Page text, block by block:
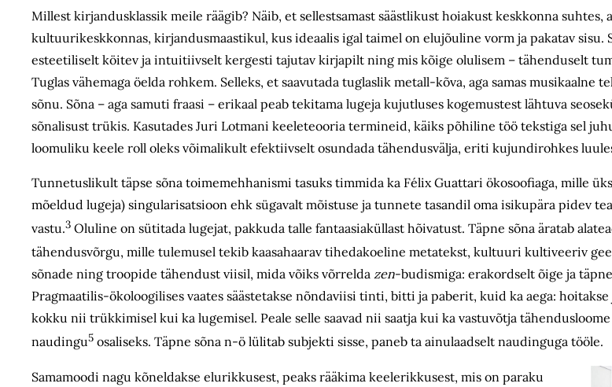
Millest kirjandusklassik meile räägib? Näib, et sellestsamast säästlikust hoiakust keskkonna
kultuurikeskkonnas, kirjandusmaastikul, kus ideaalis igal taimel on elujõuline vorm ja pakatav sisu.
esteetiliselt köitev ja intuitiivselt kergesti tajutav kirjapilt ning mis kõige olulisem – tähenduselt
Tuglas vähemaga öelda rohkem. Selleks, et saavutada tuglaslik metall-kõva, aga samas musikaalne
sõnu. Sõna – aga samuti fraasi – erikaal peab tekitama lugeja kujutluses kogemustest lähtuva
sõnalisust trükis. Kasutades Juri Lotmani keeleteooria termineid, käiks põhiline töö tekstiga sel
loomuliku keele roll oleks võimalikult efektiivselt osundada tähendusvälja, eriti kujundirohkes
Tunnetuslikult täpse sõna toimemehhanismi tasuks timmida ka Félix Guattari ökosoofiaga, mille
mõeldud lugeja) singularisatsioon ehk sügavalt mõistuse ja tunnete tasandil oma isikupära pidev
vastu.3 Oluline on sütitada lugejat, pakkuda talle fantaasiaküllast hõivatust. Täpne sõna äratab
tähendusvõrgu, mille tulemusel tekib kaasahaarav tihedakoeline metatekst, kultuuri kultiveeriv
sõnade ning troopide tähendust viisil, mida võiks võrrelda zen-budismiga: erakordselt õige ja
Pragmaatilis-ökoloogilises vaates säästetakse nõndaviisi tinti, bitti ja paberit, kuid ka aega:
kokku nii trükkimisel kui ka lugemisel. Peale selle saavad nii saatja kui ka vastuvõtja
naudingu5 osaliseks. Täpne sõna n-ö lülitab subjekti sisse, paneb ta ainulaadselt naudinguga tööle.
Samamoodi nagu kõneldakse elu­rikkusest, peaks rääkima keelerikkusest, mis on paraku